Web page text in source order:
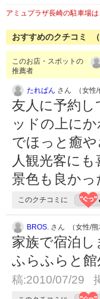
アミュプラザ長崎の駐車場
おすすめのクチコミ （
このお店・スポットの
推薦者
たれぱん さん （女性/
友人に予約
ッドの上に
でほっと癒
人観光客に
景色も良かっ
このクチコミに
BROS. さん （女性/熊
家族で宿泊
ふらふらと
稿:2010/07/29